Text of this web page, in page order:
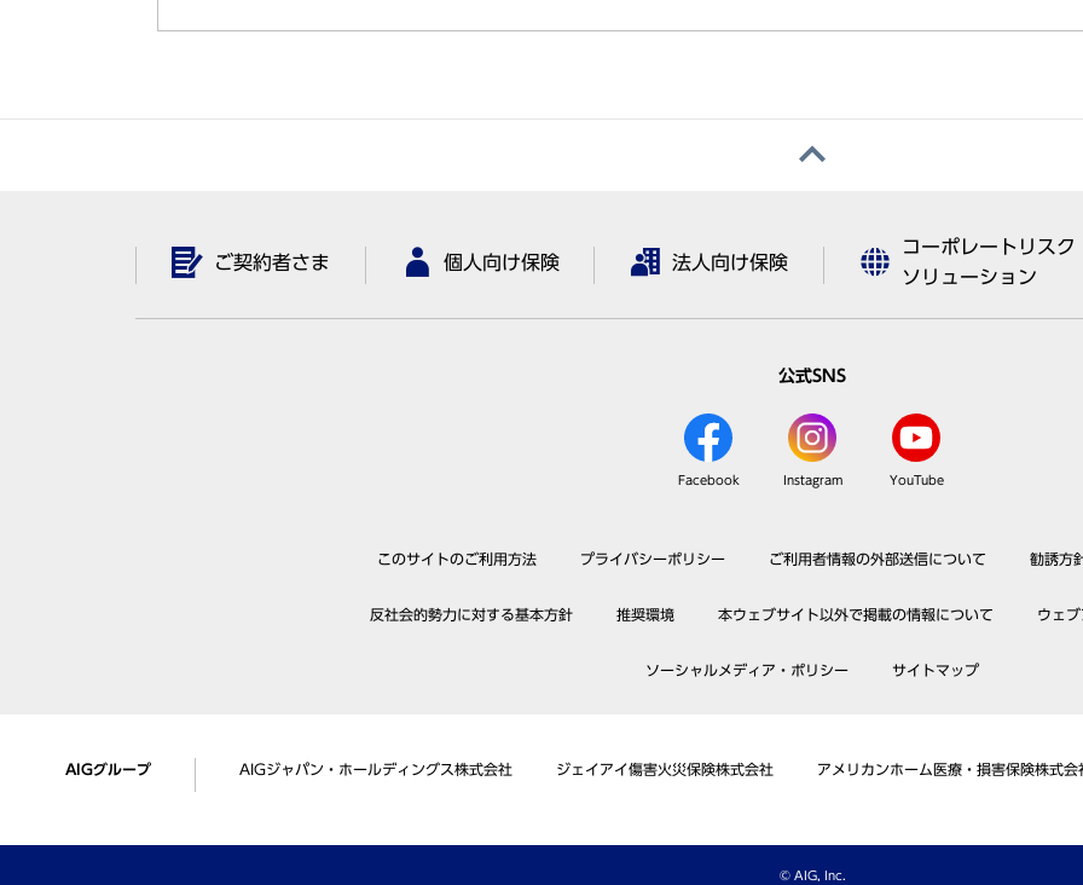
ご契約者さま 個人向け保険 法人向け保険
コーポレートリスク
ソリューション
公式SNS
Facebook Instagram YouTube
このサイトのご利用方法 プライバシーポリシー ご利用者情報の外部送信について 勧誘方
反社会的勢力に対する基本方針 推奨環境 本ウェブサイト以外で掲載の情報について ウェ
ソーシャルメディア・ポリシー サイトマップ
AIGグループ AIGジャパン・ホールディングス株式会社 ジェイアイ傷害火災保険株式会社 アメリカンホーム医療・損害保険株式会
© AIG, Inc.